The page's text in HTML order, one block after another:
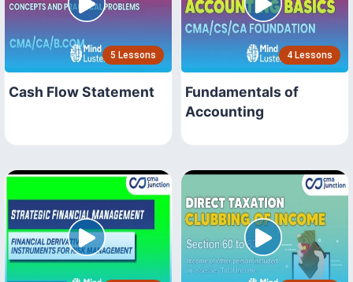
5 Lessons
Cash Flow Statement
4 Lessons
Fundamentals of
Accounting